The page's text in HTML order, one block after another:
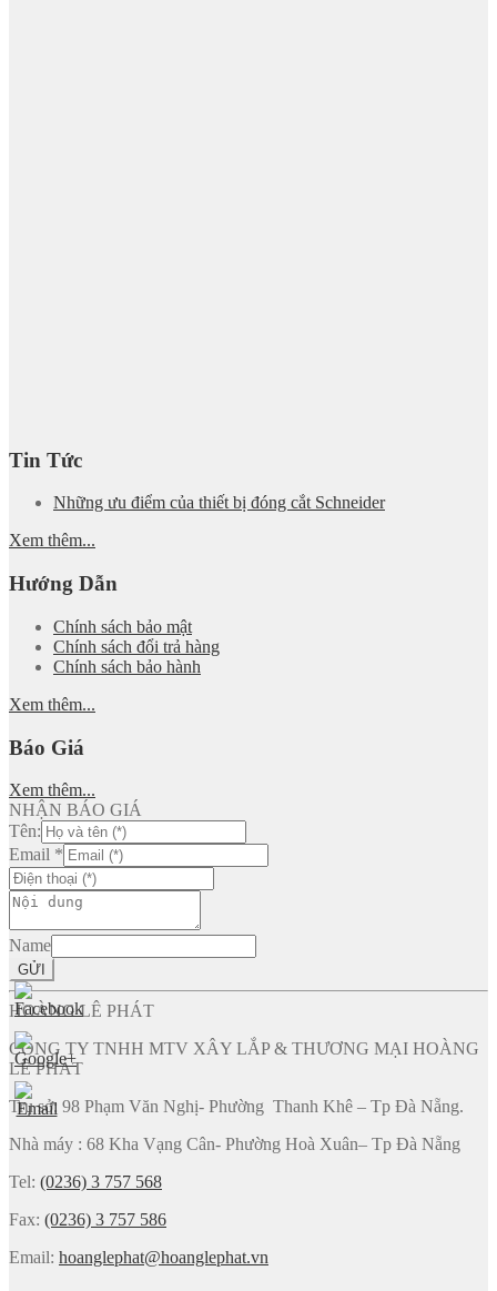
Tin Tức
Những ưu điểm của thiết bị đóng cắt Schneider
Xem thêm...
Hướng Dẫn
Chính sách bảo mật
Chính sách đổi trả hàng
Chính sách bảo hành
Xem thêm...
Báo Giá
Xem thêm...
NHẬN BÁO GIÁ
Tên:
Email *
Name
GỬI
HOÀNG LÊ PHÁT
CÔNG TY TNHH MTV XÂY LẮP & THƯƠNG MẠI HOÀNG
LÊ PHÁT
Trụ sở: 98 Phạm Văn Nghị- Phường Thanh Khê – Tp Đà Nẵng.
Nhà máy : 68 Kha Vạng Cân- Phường Hoà Xuân– Tp Đà Nẵng
Tel: (0236) 3 757 568
Fax: (0236) 3 757 586
Email: hoanglephat@hoanglephat.vn